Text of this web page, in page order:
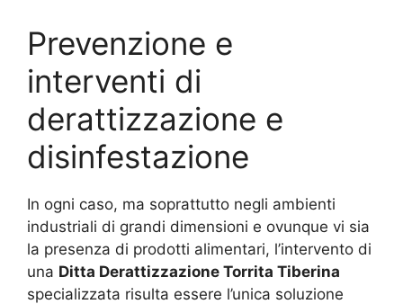
Prevenzione e
interventi di
derattizzazione e
disinfestazione
In ogni caso, ma soprattutto negli ambienti
industriali di grandi dimensioni e ovunque vi sia
la presenza di prodotti alimentari, l’intervento di
una Ditta Derattizzazione Torrita Tiberina
specializzata risulta essere l’unica soluzione